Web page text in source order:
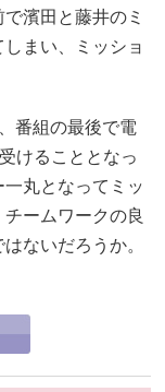
濱田と藤井のミ
まい、ミッショ
番組の最後で電
けることとなっ
丸となってミッ
ームワークの良
ないだろうか。